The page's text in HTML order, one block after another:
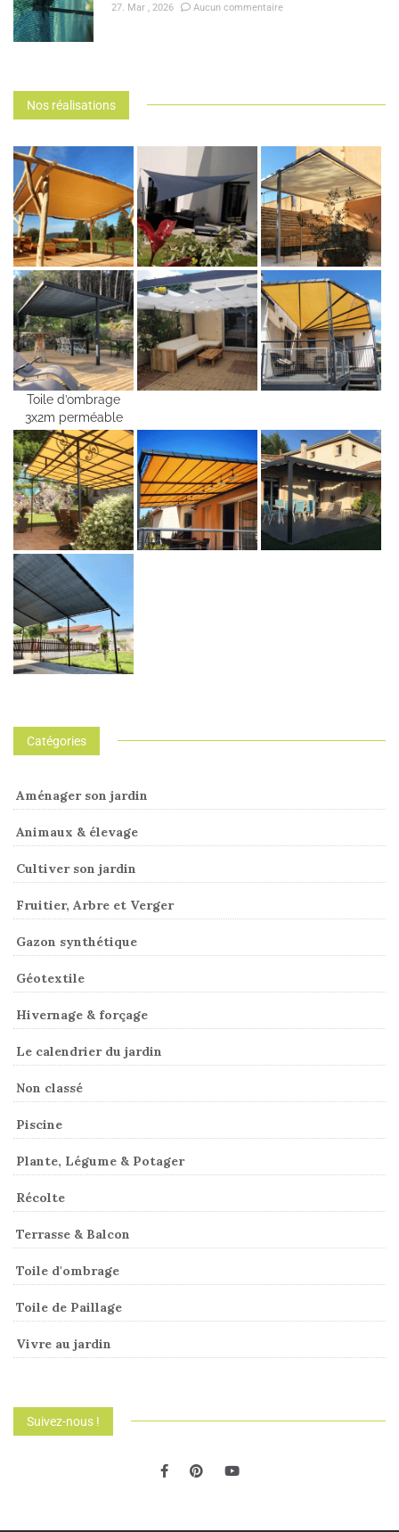
27. Mar , 2026 Aucun commentaire
Nos réalisations
Toile d’ombrage
3x2m perméable
Catégories
Aménager son jardin
Animaux & élevage
Cultiver son jardin
Fruitier, Arbre et Verger
Gazon synthétique
Géotextile
Hivernage & forçage
Le calendrier du jardin
Non classé
Piscine
Plante, Légume & Potager
Récolte
Terrasse & Balcon
Toile d'ombrage
Toile de Paillage
Vivre au jardin
Suivez-nous !